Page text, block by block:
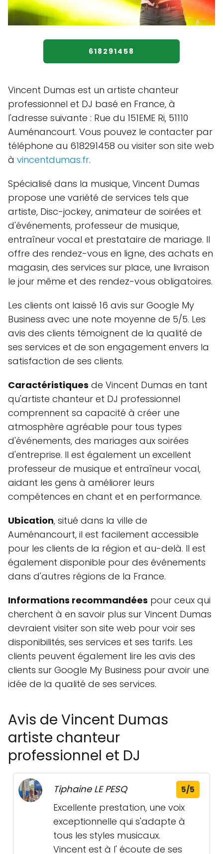
618291458
Vincent Dumas est un artiste chanteur
professionnel et DJ basé en France, à
l'adresse suivante : Rue du 151EME Ri, 51110
Auménancourt. Vous pouvez le contacter par
téléphone au 618291458 ou visiter son site web
à vincentdumas.fr.
Spécialisé dans la musique, Vincent Dumas
propose une variété de services tels que
artiste, Disc-jockey, animateur de soirées et
d'événements, professeur de musique,
entraîneur vocal et prestataire de mariage. Il
offre des rendez-vous en ligne, des achats en
magasin, des services sur place, une livraison
le jour même et des rendez-vous obligatoires.
Les clients ont laissé 16 avis sur Google My
Business avec une note moyenne de 5/5. Les
avis des clients témoignent de la qualité de
ses services et de son engagement envers la
satisfaction de ses clients.
Caractéristiques de Vincent Dumas en tant
qu'artiste chanteur et DJ professionnel
comprennent sa capacité à créer une
atmosphère agréable pour tous types
d'événements, des mariages aux soirées
d'entreprise. Il est également un excellent
professeur de musique et entraîneur vocal,
aidant les gens à améliorer leurs
compétences en chant et en performance.
Ubication, situé dans la ville de
Auménancourt, il est facilement accessible
pour les clients de la région et au-delà. Il est
également disponible pour des événements
dans d'autres régions de la France.
Informations recommandées pour ceux qui
cherchent à en savoir plus sur Vincent Dumas
devraient visiter son site web pour voir ses
disponibilités, ses services et ses tarifs. Les
clients peuvent également lire les avis des
clients sur Google My Business pour avoir une
idée de la qualité de ses services.
Avis de Vincent Dumas
artiste chanteur
professionnel et DJ
Tiphaine LE PESQ 5/5
Excellente prestation, une voix
exceptionnelle qui s'adapte à
tous les styles musicaux.
Vincent est à l' écoute de ses